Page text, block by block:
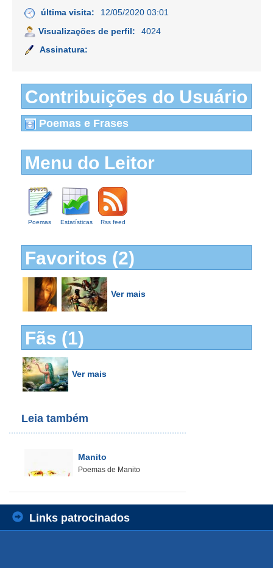
última visita:
12/05/2020 03:01
Visualizações de perfil:
4024
Assinatura:
Contribuições do Usuário
Poemas e Frases
Menu do Leitor
Poemas Estatísticas Rss feed
Favoritos (2)
Ver mais
Fãs (1)
Ver mais
Leia também
Manito
Poemas de Manito
Links patrocinados